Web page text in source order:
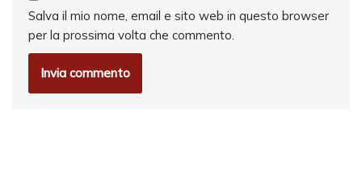
Salva il mio nome, email e sito web in questo browser
per la prossima volta che commento.